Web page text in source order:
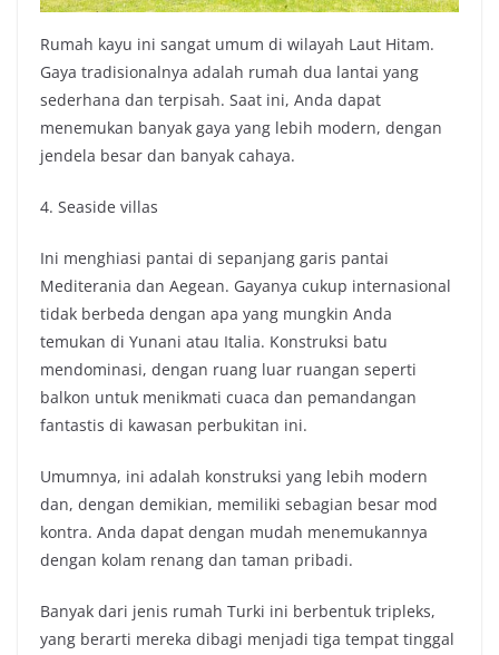
Rumah kayu ini sangat umum di wilayah Laut Hitam.
Gaya tradisionalnya adalah rumah dua lantai yang
sederhana dan terpisah. Saat ini, Anda dapat
menemukan banyak gaya yang lebih modern, dengan
jendela besar dan banyak cahaya.
4. Seaside villas
Ini menghiasi pantai di sepanjang garis pantai
Mediterania dan Aegean. Gayanya cukup internasional
tidak berbeda dengan apa yang mungkin Anda
temukan di Yunani atau Italia. Konstruksi batu
mendominasi, dengan ruang luar ruangan seperti
balkon untuk menikmati cuaca dan pemandangan
fantastis di kawasan perbukitan ini.
Umumnya, ini adalah konstruksi yang lebih modern
dan, dengan demikian, memiliki sebagian besar mod
kontra. Anda dapat dengan mudah menemukannya
dengan kolam renang dan taman pribadi.
Banyak dari jenis rumah Turki ini berbentuk tripleks,
yang berarti mereka dibagi menjadi tiga tempat tinggal